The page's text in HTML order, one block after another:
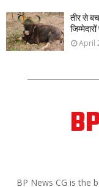
तीर से
April
BP News CG is the